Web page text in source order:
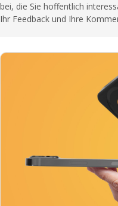
bei, die Sie hoffentlich
Ihr Feedback und Ihre